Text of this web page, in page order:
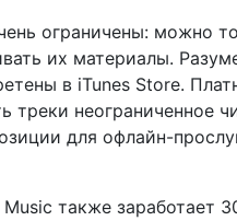
ограничены: можно
их материалы.
в iTunes Store.
неограниченное
для офлайн-
также заработает